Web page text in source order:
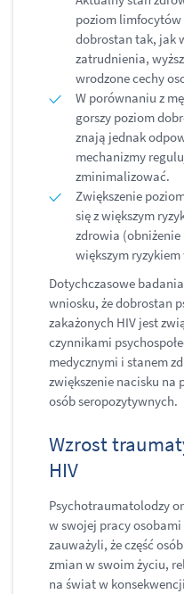
poziom limfocytów
dobrostan tak, jak
zatrudnienia,
wrodzone cechy
W porównaniu z
gorszy poziom
znają jednak
mechanizmy
zminimalizować.
Zwiększenie
się z większym
zdrowia
większym ryzykiem
Dotychczasowe
wniosku, że dobrostan
zakażonych HIV jest
czynnikami
medycznymi i stanem
zwiększenie nacisku na
osób seropozytywnych.
Wzrost
HIV
Psychotraumatolodzy
w swojej pracy
zauważyli, że część
zmian w swoim życiu,
na świat w